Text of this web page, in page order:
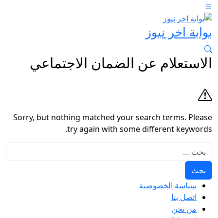
بوابة اخر نيوز
الاستعلام عن الضمان الاجتماعي
Sorry, but nothing matched your search terms. Please
try again with some different keywords.
سياسة الخصوصية
اتصل بنا
من نحن